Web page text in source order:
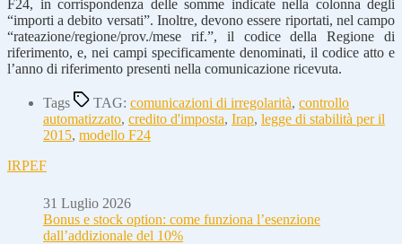
F24, in corrispondenza delle somme indicate nella colonna degli
“importi a debito versati”. Inoltre, devono essere riportati, nel campo
“rateazione/regione/prov./mese rif.”, il codice della Regione di
riferimento, e, nei campi specificamente denominati, il codice atto e
l’anno di riferimento presenti nella comunicazione ricevuta.
Tags TAG: comunicazioni di irregolarità, controllo
automatizzato, credito d'imposta, Irap, legge di stabilità per il
2015, modello F24
IRPEF
31 Luglio 2026
Bonus e stock option: come funziona l’esenzione
dall’addizionale del 10%